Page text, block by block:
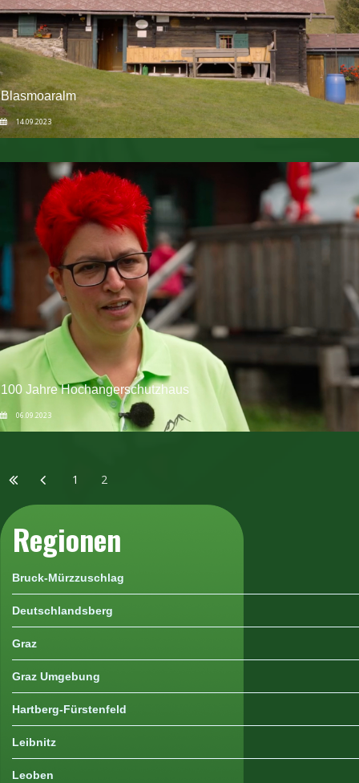
Blasmoaralm
14.09.2023
100 Jahre Hochangerschutzhaus
06.09.2023
1 2
Regionen
Bruck-Mürzzuschlag
Deutschlandsberg
Graz
Graz Umgebung
Hartberg-Fürstenfeld
Leibnitz
Leoben